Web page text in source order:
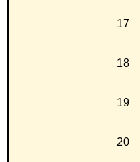
17
18
19
20